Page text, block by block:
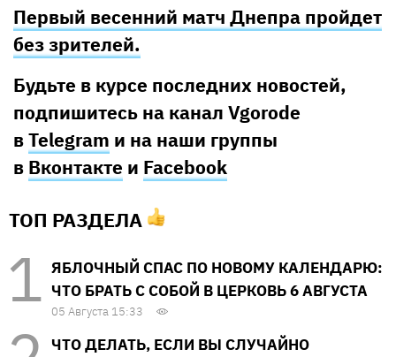
Первый весенний матч Днепра пройдет
без зрителей.
Будьте в курсе последних новостей,
подпишитесь на канал Vgorode
вTelegram и на наши группы
в Вконтакте и Facebook
ТОП РАЗДЕЛА
ЯБЛОЧНЫЙ СПАС ПО НОВОМУ КАЛЕНДАРЮ:
ЧТО БРАТЬ С СОБОЙ В ЦЕРКОВЬ 6 АВГУСТА
05 Августа 15:33
ЧТО ДЕЛАТЬ, ЕСЛИ ВЫ СЛУЧАЙНО